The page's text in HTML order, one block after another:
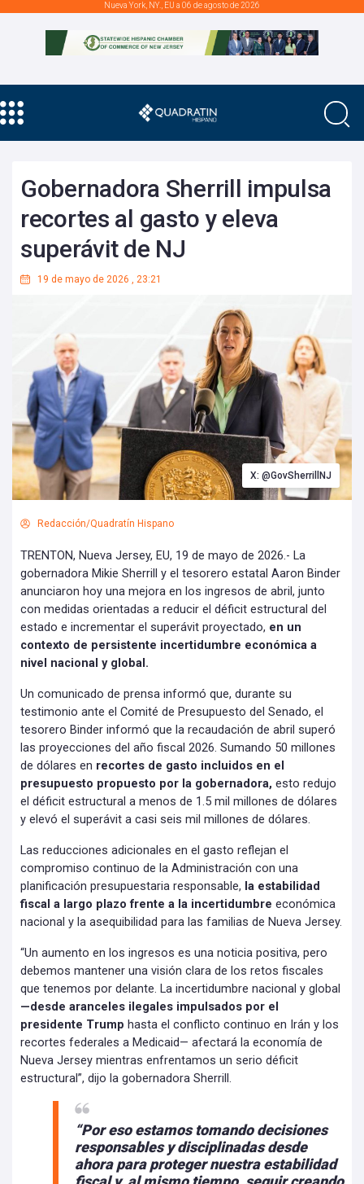
Nueva York, NY., EU a 06 de agosto de 2026
Gobernadora Sherrill impulsa
recortes al gasto y eleva
superávit de NJ
19 de mayo de 2026 , 23:21
X: @GovSherrillNJ
Redacción/Quadratín Hispano
TRENTON, Nueva Jersey, EU, 19 de mayo de 2026.- La
gobernadora Mikie Sherrill y el tesorero estatal Aaron Binder
anunciaron hoy una mejora en los ingresos de abril, junto
con medidas orientadas a reducir el déficit estructural del
estado e incrementar el superávit proyectado, en un
contexto de persistente incertidumbre económica a
nivel nacional y global.
Un comunicado de prensa informó que, durante su
testimonio ante el Comité de Presupuesto del Senado, el
tesorero Binder informó que la recaudación de abril superó
las proyecciones del año fiscal 2026. Sumando 50 millones
de dólares en recortes de gasto incluidos en el
presupuesto propuesto por la gobernadora, esto redujo
el déficit estructural a menos de 1.5 mil millones de dólares
y elevó el superávit a casi seis mil millones de dólares.
Las reducciones adicionales en el gasto reflejan el
compromiso continuo de la Administración con una
planificación presupuestaria responsable, la estabilidad
fiscal a largo plazo frente a la incertidumbre económica
nacional y la asequibilidad para las familias de Nueva Jersey.
“Un aumento en los ingresos es una noticia positiva, pero
debemos mantener una visión clara de los retos fiscales
que tenemos por delante. La incertidumbre nacional y global
—desde aranceles ilegales impulsados por el
presidente Trump hasta el conflicto continuo en Irán y los
recortes federales a Medicaid— afectará la economía de
Nueva Jersey mientras enfrentamos un serio déficit
estructural”, dijo la gobernadora Sherrill.
“Por eso estamos tomando decisiones
responsables y disciplinadas desde
ahora para proteger nuestra estabilidad